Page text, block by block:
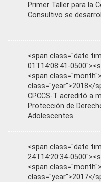
Primer Taller para la
Consultivo se
<span class="date
01T14:08:41-
<span
class="year">2018</
CPCCS-T acreditó a
Protección de
Adolescentes
<span class="date
24T14:20:34-
<span
class="year">2017</